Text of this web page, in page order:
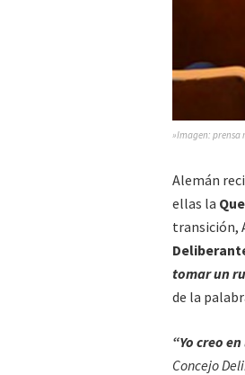
»Imagen:
Alemán
ellas la
transición,
tomar un
de la
“Yo creo
Concejo